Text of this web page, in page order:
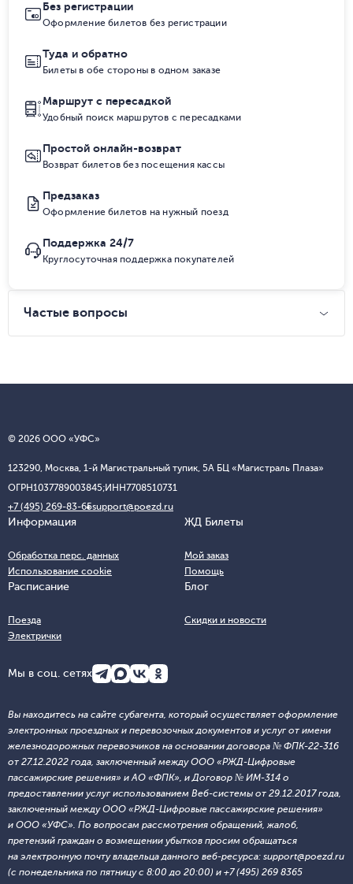
Без регистрации
Оформление билетов без регистрации
Туда и обратно
Билеты в обе стороны в одном заказе
Маршрут с пересадкой
Удобный поиск маршрутов с пересадками
Простой онлайн-возврат
Возврат билетов без посещения кассы
Предзаказ
Оформление билетов на нужный поезд
Поддержка 24/7
Круглосуточная поддержка покупателей
Частые вопросы
© 2026 ООО «УФС»
123290, Москва, 1-й Магистральный тупик, 5А БЦ «Магистраль Плаза»
ОГРН1037789003845;ИНН7708510731
+7 (495) 269-83-65support@poezd.ru
Информация
Обработка перс. данных
Использование cookie
ЖД Билеты
Мой заказ
Помощь
Расписание
Поезда
Электрички
Блог
Скидки и новости
Мы в соц. сетях
Вы находитесь на сайте субагента, который осуществляет оформление
электронных проездных и перевозочных документов и услуг от имени
железнодорожных перевозчиков на основании договора № ФПК-22-316
от 27.12.2022 года, заключенный между ООО «РЖД-Цифровые
пассажирские решения» и АО «ФПК», и Договор № ИМ-314 о
предоставлении услуг использованием Веб-системы от 29.12.2017 года,
заключенный между ООО «РЖД-Цифровые пассажирские решения»
и ООО «УФС». По вопросам рассмотрения обращений, жалоб,
претензий граждан о возмещении убытков просим обращаться
на электронную почту владельца данного веб-ресурса: support@poezd.ru
(с понедельника по пятницу с 8:00 до 20:00) и +7 (495) 269 8365